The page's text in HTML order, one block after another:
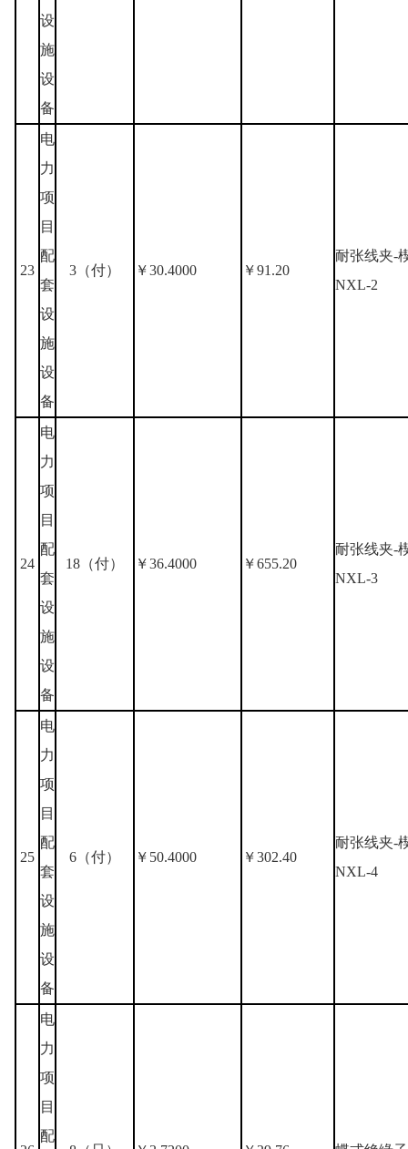
设
施
设
备
23
电
力
项
目
配
套
设
施
设
备
3（付） ￥30.4000 ￥91.20
耐张线夹-
NXL-2
24
电
力
项
目
配
套
设
施
设
备
18（付） ￥36.4000 ￥655.20
耐张线夹-
NXL-3
25
电
力
项
目
配
套
设
施
设
备
6（付） ￥50.4000 ￥302.40
耐张线夹-
NXL-4
电
力
项
目
配